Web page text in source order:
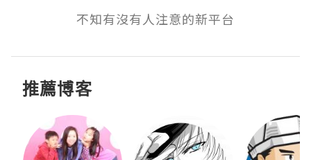
不知有沒有人注意的新平台
推薦博客